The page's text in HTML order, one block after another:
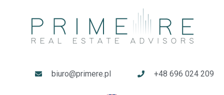
biuro@primere.pl +48 696 024 209